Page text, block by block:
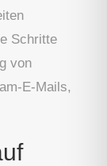
Schritte
von
E-Mails,